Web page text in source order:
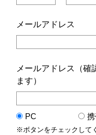
メールアドレス
メールアドレス（確
ます）
PC
※ボタンをチェックして